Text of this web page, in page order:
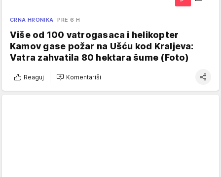
CRNA HRONIKA PRE 6 H
Više od 100 vatrogasaca i helikopter
Kamov gase požar na Ušću kod Kraljeva:
Vatra zahvatila 80 hektara šume (Foto)
Reaguj Komentariši